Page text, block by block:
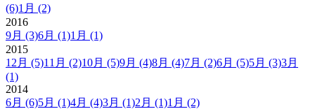
(6)1月 (2)
2016
9月 (3)6月 (1)1月 (1)
2015
12月 (5)11月 (2)10月 (5)9月 (4)8月 (4)7月 (2)6月 (5)5月 (3)3月
(1)
2014
6月 (6)5月 (1)4月 (4)3月 (1)2月 (1)1月 (2)